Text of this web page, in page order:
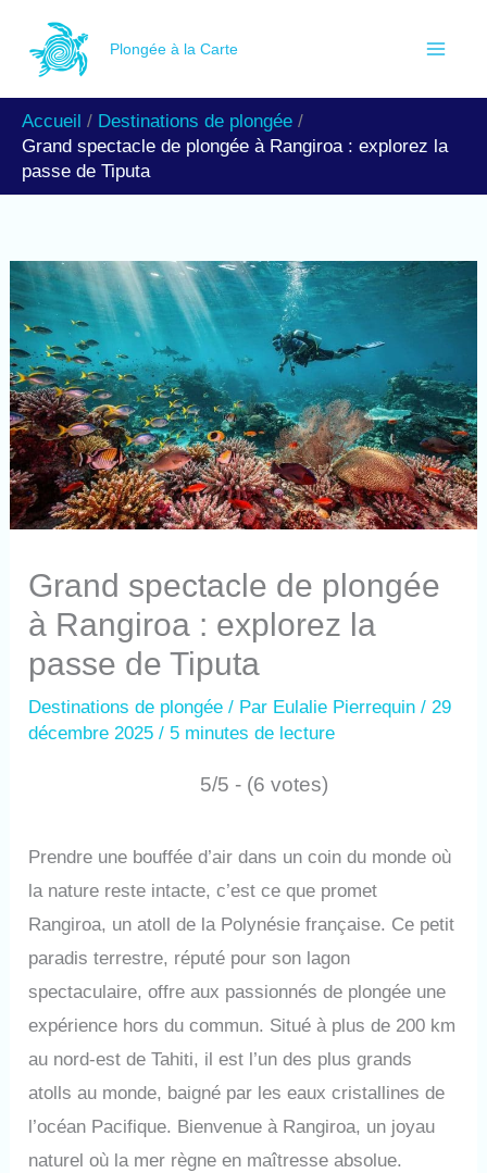
contenu
Plongée à la Carte
Accueil
Destinations de plongée
Grand spectacle de plongée à Rangiroa : explorez la
passe de Tiputa
Grand spectacle de plongée
à Rangiroa : explorez la
passe de Tiputa
Destinations de plongée / Par Eulalie Pierrequin/29
décembre 2025/ 5 minutes de lecture
5/5 - (6 votes)
Prendre une bouffée d’air dans un coin du monde où
la nature reste intacte, c’est ce que promet
Rangiroa, un atoll de la Polynésie française. Ce petit
paradis terrestre, réputé pour son lagon
spectaculaire, offre aux passionnés de plongée une
expérience hors du commun. Situé à plus de 200 km
au nord-est de Tahiti, il est l’un des plus grands
atolls au monde, baigné par les eaux cristallines de
l’océan Pacifique. Bienvenue à Rangiroa, un joyau
naturel où la mer règne en maîtresse absolue.
e
h
e
r
h
e
r